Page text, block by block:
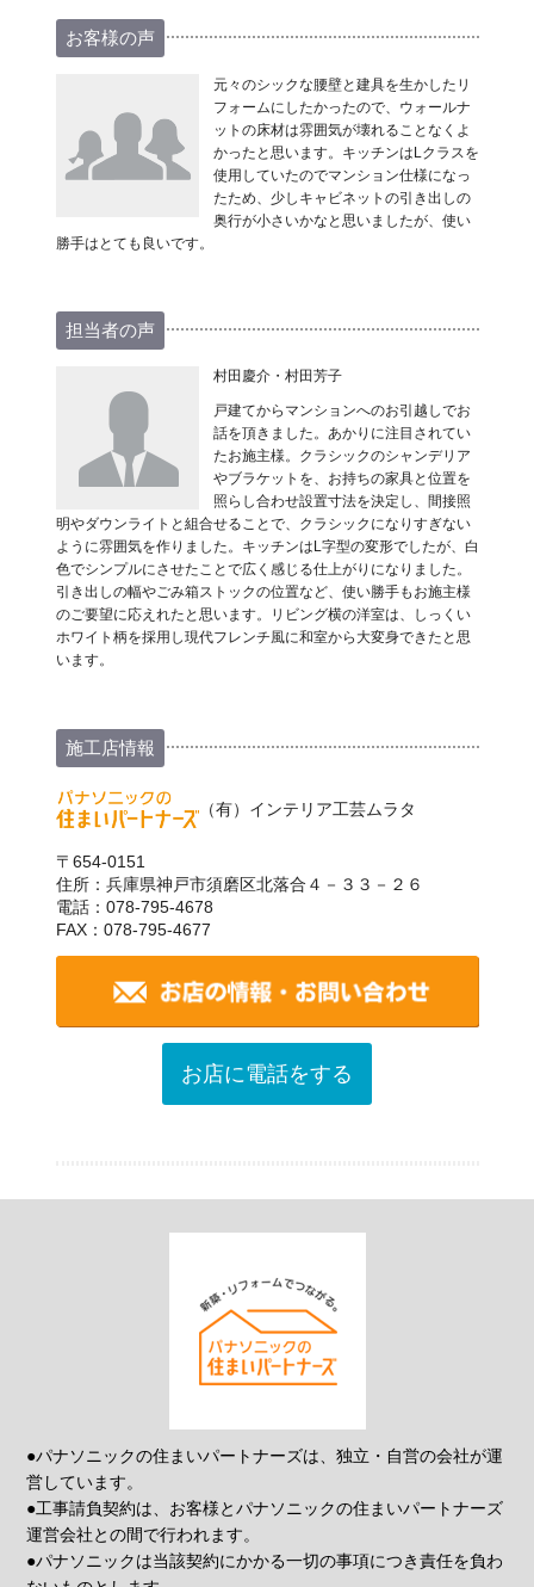
お客様の声
元々のシックな腰壁と建具を生かしたリ
フォームにしたかったので、ウォールナ
ットの床材は雰囲気が壊れることなくよ
かったと思います。キッチンはLクラスを
使用していたのでマンション仕様になっ
たため、少しキャビネットの引き出しの
奥行が小さいかなと思いましたが、使い
勝手はとても良いです。
担当者の声
村田慶介・村田芳子
戸建てからマンションへのお引越しでお
話を頂きました。あかりに注目されてい
たお施主様。クラシックのシャンデリア
やブラケットを、お持ちの家具と位置を
照らし合わせ設置寸法を決定し、間接照
明やダウンライトと組合せることで、クラシックになりすぎない
ように雰囲気を作りました。キッチンはL字型の変形でしたが、白
色でシンプルにさせたことで広く感じる仕上がりになりました。
引き出しの幅やごみ箱ストックの位置など、使い勝手もお施主様
のご要望に応えれたと思います。リビング横の洋室は、しっくい
ホワイト柄を採用し現代フレンチ風に和室から大変身できたと思
います。
施工店情報
（有）インテリア工芸ムラタ
〒654-0151
住所：兵庫県神戸市須磨区北落合４－３３－２６
電話：078-795-4678
FAX：078-795-4677
お店に電話をする
●パナソニックの住まいパートナーズは、独立・自営の会社が運
営しています。
●工事請負契約は、お客様とパナソニックの住まいパートナーズ
運営会社との間で行われます。
●パナソニックは当該契約にかかる一切の事項につき責任を負わ